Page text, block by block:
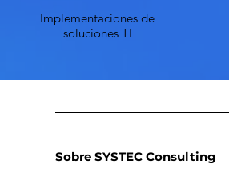
Implementaciones de
soluciones TI
Sobre SYSTEC Consulting